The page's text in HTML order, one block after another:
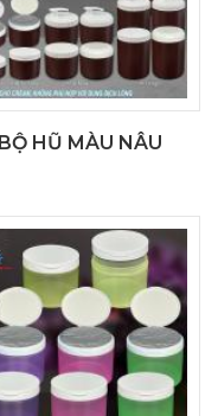
BỘ HŨ MÀU NÂU